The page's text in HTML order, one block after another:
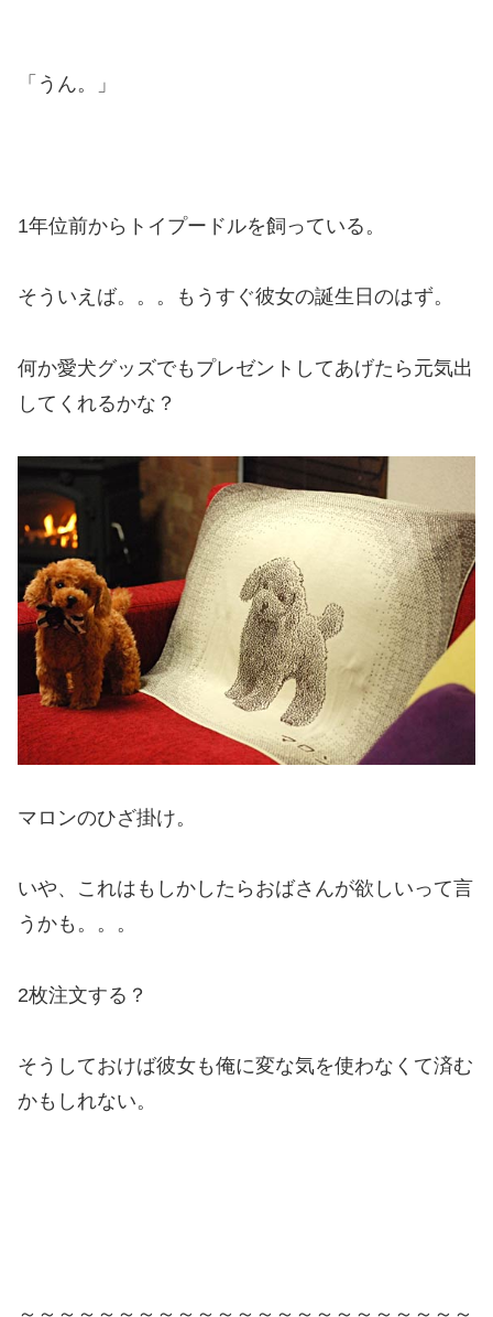
「うん。」
1年位前からトイプードルを飼っている。
そういえば。。。もうすぐ彼女の誕生日のはず。
何か愛犬グッズでもプレゼントしてあげたら元気出
してくれるかな？
マロンのひざ掛け。
いや、これはもしかしたらおばさんが欲しいって言
うかも。。。
2枚注文する？
そうしておけば彼女も俺に変な気を使わなくて済む
かもしれない。